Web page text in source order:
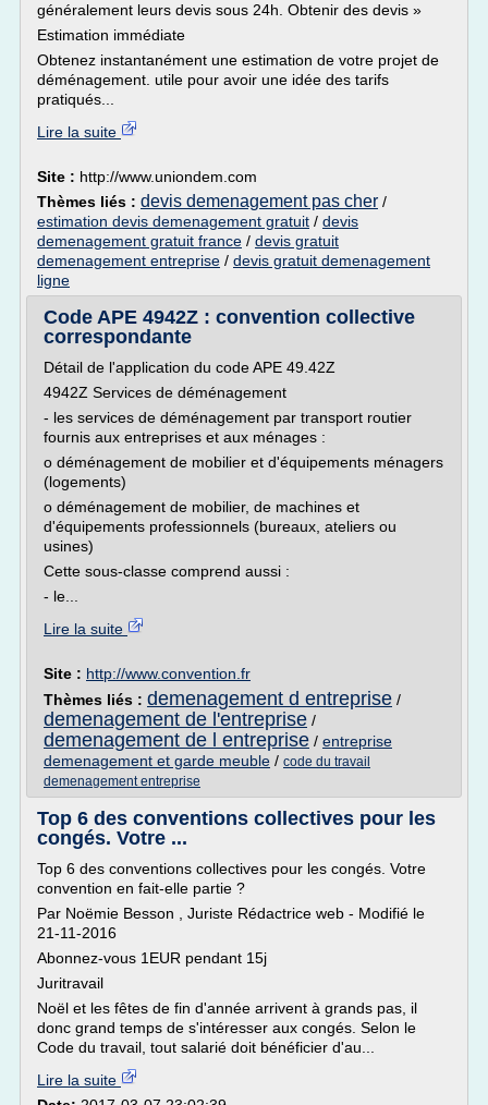
généralement leurs devis sous 24h. Obtenir des devis »
Estimation immédiate
Obtenez instantanément une estimation de votre projet de
déménagement. utile pour avoir une idée des tarifs
pratiqués...
Lire la suite
Site : http://www.uniondem.com
Thèmes liés : devis demenagement pas cher /
estimation devis demenagement gratuit / devis
demenagement gratuit france / devis gratuit
demenagement entreprise / devis gratuit demenagement
ligne
Code APE 4942Z : convention collective
correspondante
Détail de l'application du code APE 49.42Z
4942Z Services de déménagement
- les services de déménagement par transport routier
fournis aux entreprises et aux ménages :
o déménagement de mobilier et d'équipements ménagers
(logements)
o déménagement de mobilier, de machines et
d'équipements professionnels (bureaux, ateliers ou
usines)
Cette sous-classe comprend aussi :
- le...
Lire la suite
Site : http://www.convention.fr
Thèmes liés : demenagement d entreprise /
demenagement de l'entreprise /
demenagement de l entreprise / entreprise
demenagement et garde meuble / code du travail
demenagement entreprise
Top 6 des conventions collectives pour les
congés. Votre ...
Top 6 des conventions collectives pour les congés. Votre
convention en fait-elle partie ?
Par Noëmie Besson , Juriste Rédactrice web - Modifié le
21-11-2016
Abonnez-vous 1EUR pendant 15j
Juritravail
Noël et les fêtes de fin d'année arrivent à grands pas, il
donc grand temps de s'intéresser aux congés. Selon le
Code du travail, tout salarié doit bénéficier d'au...
Lire la suite